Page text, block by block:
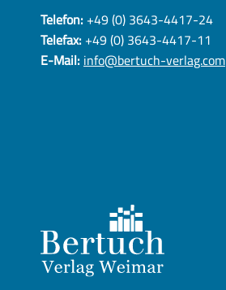
Telefon:+49 (0) 3643-4417-24
Telefax:+49 (0) 3643-4417-11
E-Mail:info@bertuch-verlag.com